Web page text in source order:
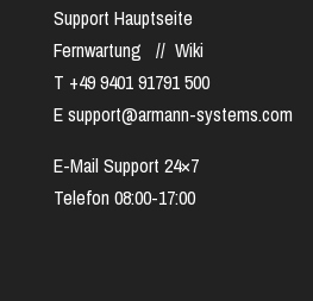
Support Hauptseite
Fernwartung // Wiki
T +49 9401 91791 500
E support@armann-systems.com
E-Mail Support 24×7
Telefon 08:00-17:00